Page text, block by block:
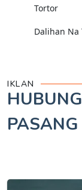
Tortor
Dalihan Na
IKLAN